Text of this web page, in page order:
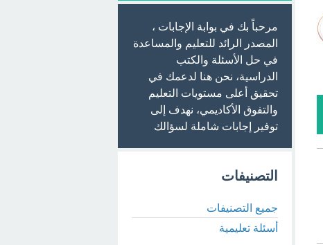
مرحباً بك في بوابة الإجابات ،
المصدر الرائد للتعليم والمساعدة
في حل الأسئلة والكتب
الدراسية، نحن هنا لدعمك في
تحقيق أعلى مستويات التعليم
والتفوق الأكاديمي، نهدف إلى
توفير إجابات شاملة لسؤالك
التصنيفات
جميع التصنيفات
أسئلة تعليمية